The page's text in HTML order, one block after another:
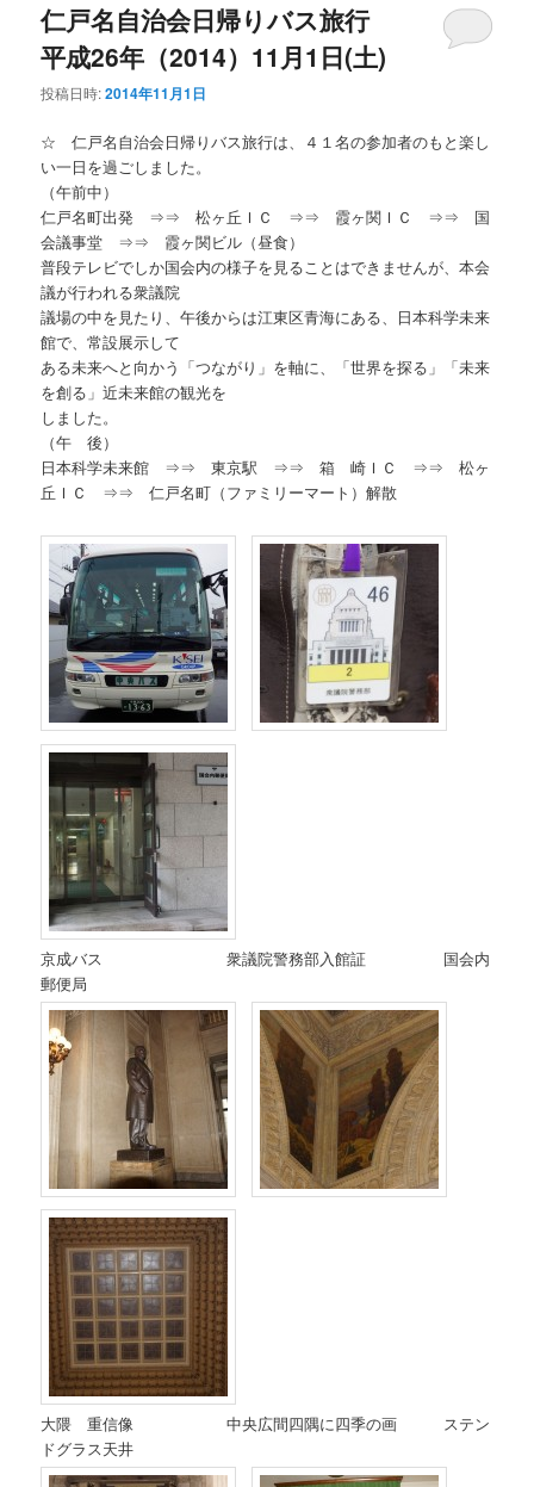
仁戸名自治会日帰りバス旅行
平成26年（2014）11月1日(土)
投稿日時:2014年11月1日
☆ 仁戸名自治会日帰りバス旅行は、４１名の参加者のもと楽し
い一日を過ごしました。
（午前中）
仁戸名町出発 ⇒⇒ 松ヶ丘ＩＣ ⇒⇒ 霞ヶ関ＩＣ ⇒⇒ 国
会議事堂 ⇒⇒ 霞ヶ関ビル（昼食）
普段テレビでしか国会内の様子を見ることはできませんが、本会
議が行われる衆議院
議場の中を見たり、午後からは江東区青海にある、日本科学未来
館で、常設展示して
ある未来へと向かう「つながり」を軸に、「世界を探る」「未来
を創る」近未来館の観光を
しました。
（午 後）
日本科学未来館 ⇒⇒ 東京駅 ⇒⇒ 箱 崎ＩＣ ⇒⇒ 松ヶ
丘ＩＣ ⇒⇒ 仁戸名町（ファミリーマート）解散
京成バス 衆議院警務部入館証 国会内
郵便局
大隈 重信像 中央広間四隅に四季の画 ステン
ドグラス天井